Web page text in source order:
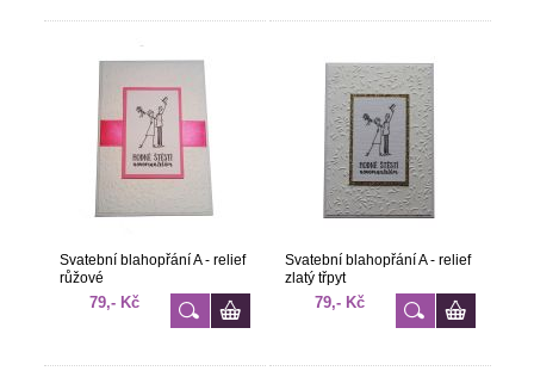
Svatební blahopřání A - relief
růžové
79,- Kč
Svatební blahopřání A - relief
zlatý třpyt
79,- Kč